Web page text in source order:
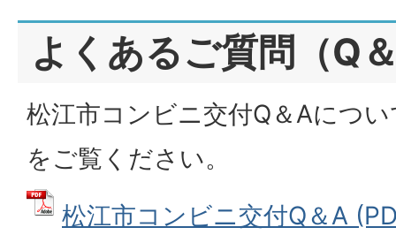
よくあるご質問（Q
松江市コンビニ交付Q＆Aにつ
をご覧ください。
松江市コンビニ交付Q＆A